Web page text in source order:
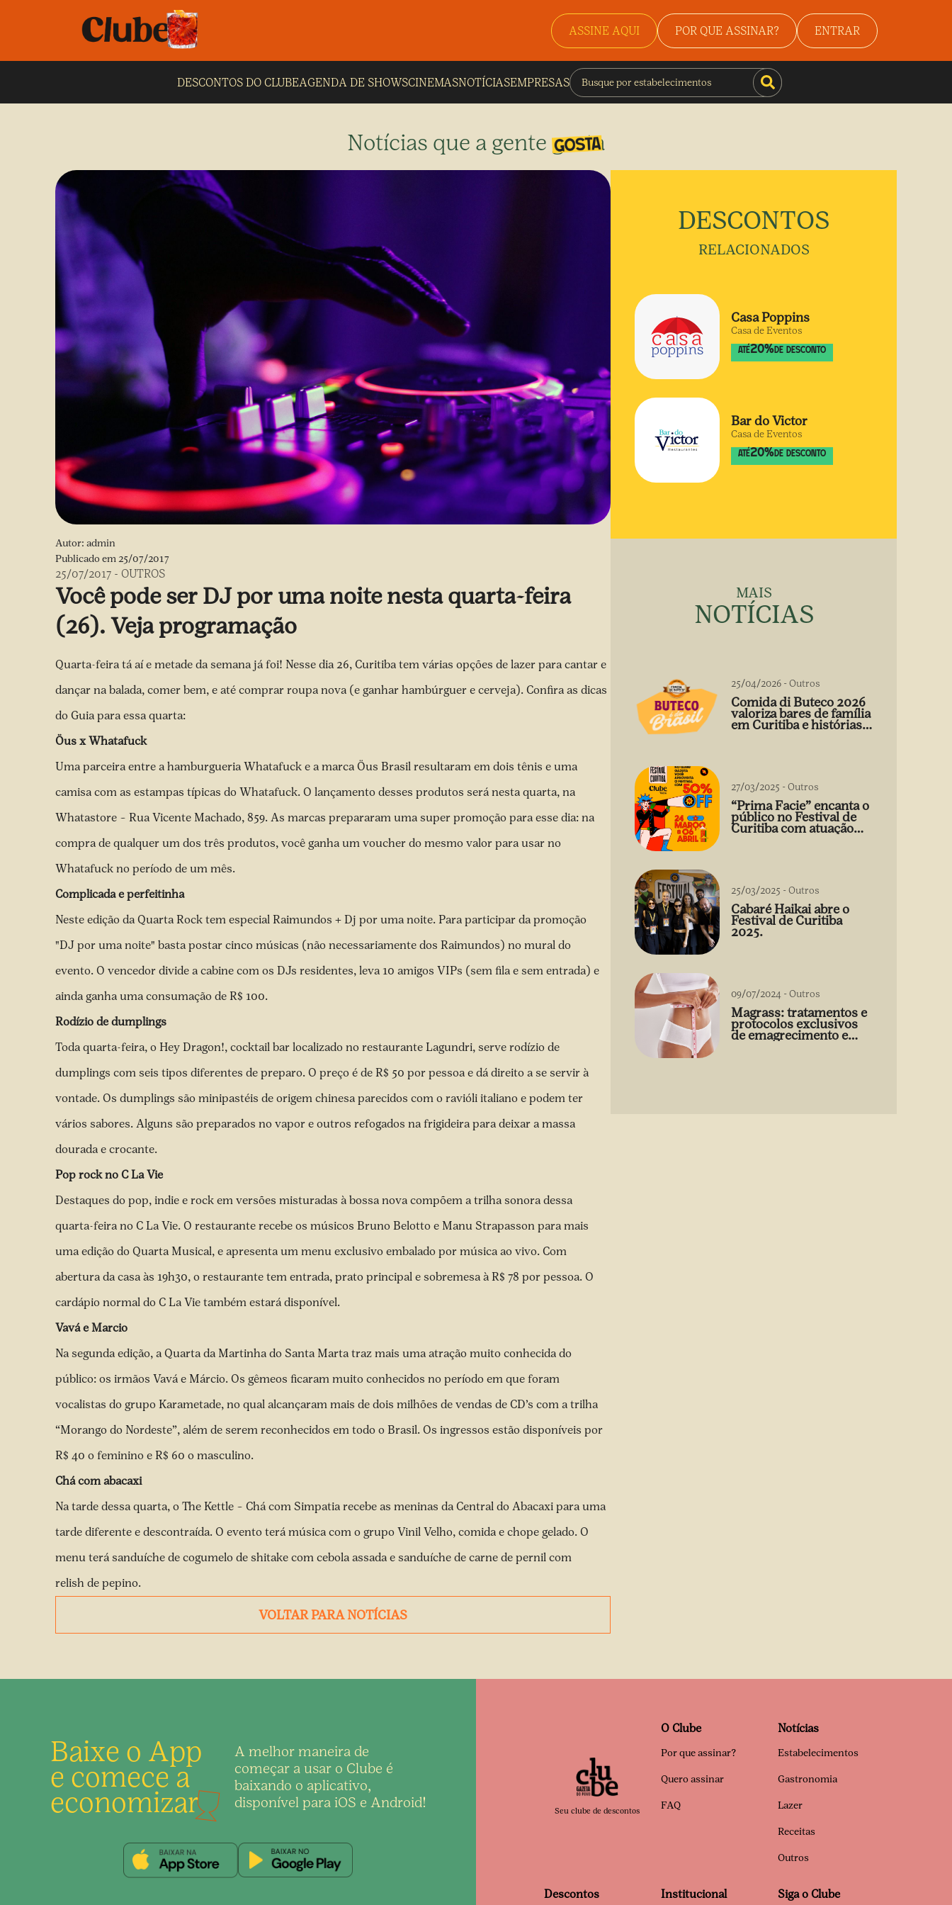
ASSINE AQUI POR QUE ASSINAR? ENTRAR
DESCONTOS DO CLUBEAGENDA DE SHOWSCINEMASNOTÍCIASEMPRESAS
Notícias que a gente gosta
Autor: admin
Publicado em25/07/2017
25/07/2017 - OUTROS
Você pode ser DJ por uma noite nesta quarta-feira
(26). Veja programação
Quarta-feira tá aí e metade da semana já foi! Nesse dia 26, Curitiba tem várias opções de lazer para cantar e
dançar na balada, comer bem, e até comprar roupa nova (e ganhar hambúrguer e cerveja). Confira as dicas
do Guia para essa quarta:
Öus x Whatafuck
Uma parceira entre a hamburgueria Whatafuck e a marca Öus Brasil resultaram em dois tênis e uma
camisa com as estampas típicas do Whatafuck. O lançamento desses produtos será nesta quarta, na
Whatastore – Rua Vicente Machado, 859. As marcas prepararam uma super promoção para esse dia: na
compra de qualquer um dos três produtos, você ganha um voucher do mesmo valor para usar no
Whatafuck no período de um mês.
Complicada e perfeitinha
Neste edição da Quarta Rock tem especial Raimundos + Dj por uma noite. Para participar da promoção
"DJ por uma noite" basta postar cinco músicas (não necessariamente dos Raimundos) no mural do
evento. O vencedor divide a cabine com os DJs residentes, leva 10 amigos VIPs (sem fila e sem entrada) e
ainda ganha uma consumação de R$ 100.
Rodízio de dumplings
Toda quarta-feira, o Hey Dragon!, cocktail bar localizado no restaurante Lagundri, serve rodízio de
dumplings com seis tipos diferentes de preparo. O preço é de R$ 50 por pessoa e dá direito a se servir à
vontade. Os dumplings são minipastéis de origem chinesa parecidos com o ravióli italiano e podem ter
vários sabores. Alguns são preparados no vapor e outros refogados na frigideira para deixar a massa
dourada e crocante.
Pop rock no C La Vie
Destaques do pop, indie e rock em versões misturadas à bossa nova compõem a trilha sonora dessa
quarta-feira no C La Vie. O restaurante recebe os músicos Bruno Belotto e Manu Strapasson para mais
uma edição do Quarta Musical, e apresenta um menu exclusivo embalado por música ao vivo. Com
abertura da casa às 19h30, o restaurante tem entrada, prato principal e sobremesa à R$ 78 por pessoa. O
cardápio normal do C La Vie também estará disponível.
Vavá e Marcio
Na segunda edição, a Quarta da Martinha do Santa Marta traz mais uma atração muito conhecida do
público: os irmãos Vavá e Márcio. Os gêmeos ficaram muito conhecidos no período em que foram
vocalistas do grupo Karametade, no qual alcançaram mais de dois milhões de vendas de CD’s com a trilha
“Morango do Nordeste”, além de serem reconhecidos em todo o Brasil. Os ingressos estão disponíveis por
R$ 40 o feminino e R$ 60 o masculino.
Chá com abacaxi
Na tarde dessa quarta, o The Kettle – Chá com Simpatia recebe as meninas da Central do Abacaxi para uma
tarde diferente e descontraída. O evento terá música com o grupo Vinil Velho, comida e chope gelado. O
menu terá sanduíche de cogumelo de shitake com cebola assada e sanduíche de carne de pernil com
relish de pepino.
VOLTAR PARA NOTÍCIAS
DESCONTOS
RELACIONADOS
Casa Poppins
Casa de Eventos
ATÉ20%DE DESCONTO
Bar do Victor
Casa de Eventos
ATÉ20%DE DESCONTO
MAIS
NOTÍCIAS
25/04/2026 -Outros
Comida di Buteco 2026
valoriza bares de família
em Curitiba e histórias
27/03/2025 -Outros
“Prima Facie” encanta o
público no Festival de
Curitiba com atuação
arrebatadora de Débora
25/03/2025 -Outros
Cabaré Haikai abre o
Festival de Curitiba
2025.
09/07/2024 -Outros
Magrass: tratamentos e
protocolos exclusivos
de emagrecimento e
estética sem uso de
Baixe o App
e comece a
economizar
A melhor maneira de
começar a usar o Clube é
baixando o aplicativo,
disponível para iOS e Android!
Seu clube de descontos
O Clube
Por que assinar?
Quero assinar
FAQ
Notícias
Estabelecimentos
Gastronomia
Lazer
Receitas
Outros
Descontos Institucional Siga o Clube